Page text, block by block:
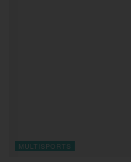
MULTISPORTS